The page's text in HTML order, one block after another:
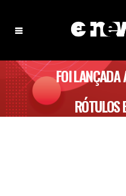
FOI LANÇADA